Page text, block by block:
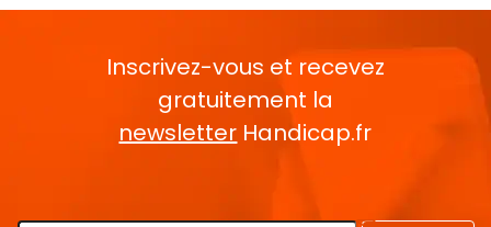
Inscrivez-vous et recevez
gratuitement la
newsletter Handicap.fr